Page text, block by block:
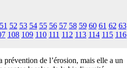
51 52 53 54 55 56 57 58 59 60 61 62 63
108 109 110 111 112 113 114 115 116
prévention de l’érosion, mais elle a un